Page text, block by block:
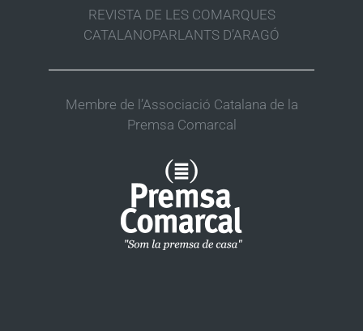
REVISTA DE LES COMARQUES
CATALANOPARLANTS D’ARAGÓ
Membre de l’Associació Catalana de la
Premsa Comarcal